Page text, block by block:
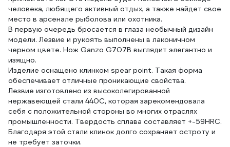
человека, любящего активный отдых, а также найдет свое
место в арсенале рыболова или охотника.
В первую очередь бросается в глаза необычный дизайн
модели. Лезвие и рукоять выполнены в лаконичном
черном цвете. Нож Ganzo G707B выглядит элегантно и
изящно.
Изделие оснащено клинком spear point. Такая форма
обеспечивает отличные проникающие свойства.
Лезвие изготовлено из высоколегированной
нержавеющей стали 440С, которая зарекомендовала
себя с положительной стороны во многих отраслях
промышленности. Твердость сплава составляет +-59HRC.
Благодаря этой стали клинок долго сохраняет остроту и
не требует заточки.